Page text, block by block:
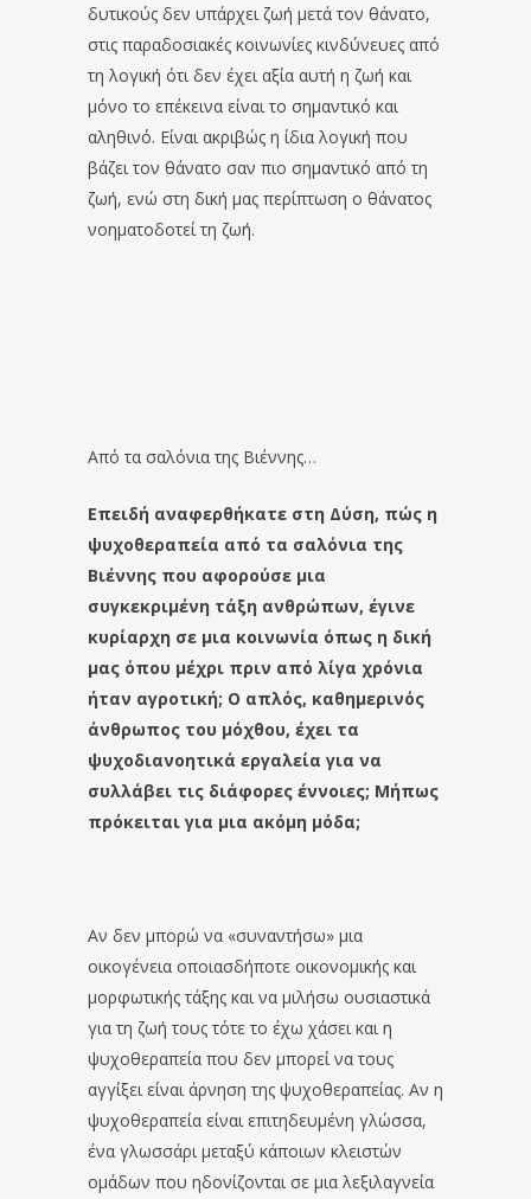
δυτικούς δεν υπάρχει ζωή μετά τον θάνατο,
στις παραδοσιακές κοινωνίες κινδύνευες από
τη λογική ότι δεν έχει αξία αυτή η ζωή και
μόνο το επέκεινα είναι το σημαντικό και
αληθινό. Είναι ακριβώς η ίδια λογική που
βάζει τον θάνατο σαν πιο σημαντικό από τη
ζωή, ενώ στη δική μας περίπτωση ο θάνατος
νοηματοδοτεί τη ζωή.
Από τα σαλόνια της Βιέννης…
Επειδή αναφερθήκατε στη Δύση, πώς η
ψυχοθεραπεία από τα σαλόνια της
Βιέννης που αφορούσε μια
συγκεκριμένη τάξη ανθρώπων, έγινε
κυρίαρχη σε μια κοινωνία όπως η δική
μας όπου μέχρι πριν από λίγα χρόνια
ήταν αγροτική; Ο απλός, καθημερινός
άνθρωπος του μόχθου, έχει τα
ψυχοδιανοητικά εργαλεία για να
συλλάβει τις διάφορες έννοιες; Μήπως
πρόκειται για μια ακόμη μόδα;
Αν δεν μπορώ να «συναντήσω» μια
οικογένεια οποιασδήποτε οικονομικής και
μορφωτικής τάξης και να μιλήσω ουσιαστικά
για τη ζωή τους τότε το έχω χάσει και η
ψυχοθεραπεία που δεν μπορεί να τους
αγγίξει είναι άρνηση της ψυχοθεραπείας. Αν η
ψυχοθεραπεία είναι επιτηδευμένη γλώσσα,
ένα γλωσσάρι μεταξύ κάποιων κλειστών
ομάδων που ηδονίζονται σε μια λεξιλαγνεία